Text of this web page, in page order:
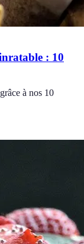
: 10
à nos 10